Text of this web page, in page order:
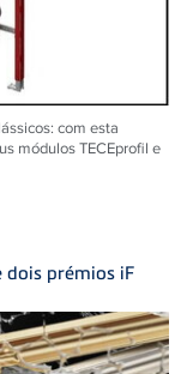
com esta
módulos TECEprofil e
dois prémios iF